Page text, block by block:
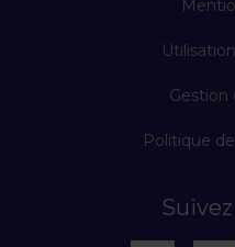
Gestion
Politique